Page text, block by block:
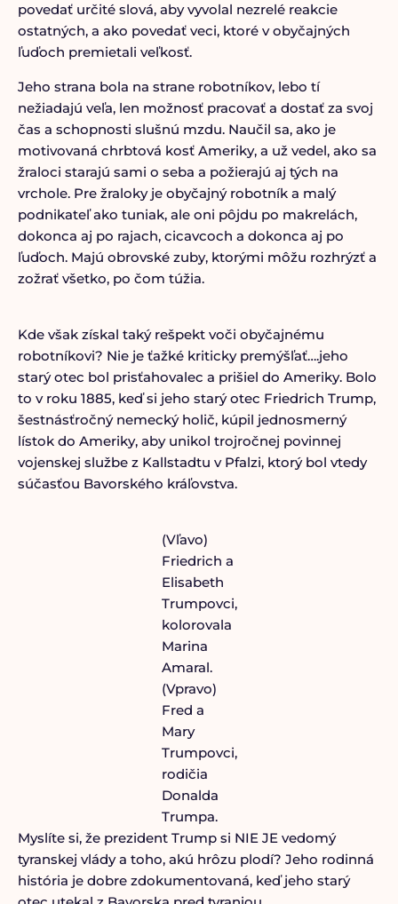
povedať určité slová, aby vyvolal nezrelé reakcie
ostatných, a ako povedať veci, ktoré v obyčajných
ľuďoch premietali veľkosť.
Jeho strana bola na strane robotníkov, lebo tí
nežiadajú veľa, len možnosť pracovať a dostať za svoj
čas a schopnosti slušnú mzdu. Naučil sa, ako je
motivovaná chrbtová kosť Ameriky, a už vedel, ako sa
žraloci starajú sami o seba a požierajú aj tých na
vrchole. Pre žraloky je obyčajný robotník a malý
podnikateľ ako tuniak, ale oni pôjdu po makrelách,
dokonca aj po rajach, cicavcoch a dokonca aj po
ľuďoch. Majú obrovské zuby, ktorými môžu rozhrýzť a
zožrať všetko, po čom túžia.
Kde však získal taký rešpekt voči obyčajnému
robotníkovi? Nie je ťažké kriticky premýšľať….jeho
starý otec bol prisťahovalec a prišiel do Ameriky. Bolo
to v roku 1885, keď si jeho starý otec Friedrich Trump,
šestnásťročný nemecký holič, kúpil jednosmerný
lístok do Ameriky, aby unikol trojročnej povinnej
vojenskej službe z Kallstadtu v Pfalzi, ktorý bol vtedy
súčasťou Bavorského kráľovstva.
(Vľavo)
Friedrich a
Elisabeth
Trumpovci,
kolorovala
Marina
Amaral.
(Vpravo)
Fred a
Mary
Trumpovci,
rodičia
Donalda
Trumpa.
Myslíte si, že prezident Trump si NIE JE vedomý
tyranskej vlády a toho, akú hrôzu plodí? Jeho rodinná
história je dobre zdokumentovaná, keď jeho starý